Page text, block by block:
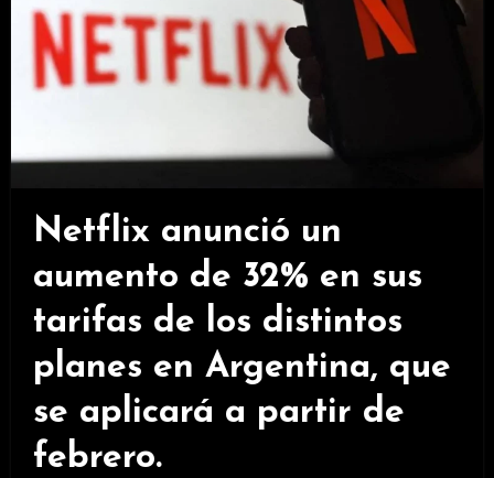
Netflix anunció un
aumento de 32% en sus
tarifas de los distintos
planes en Argentina, que
se aplicará a partir de
febrero.